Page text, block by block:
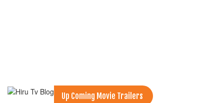
Up Coming Movie Trailers